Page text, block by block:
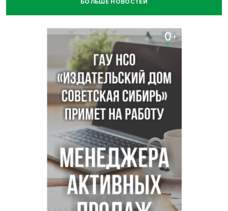
БОЛЬШЕ НОВОСТЕЙ